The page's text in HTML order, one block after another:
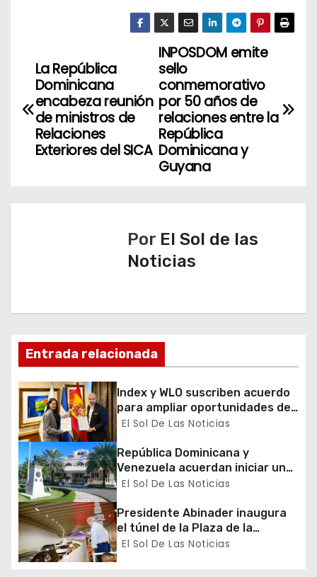
N
v
a
d
e
e
n
t
r
a
d
INPOSDOM emite
sello
conmemorativo
por 50 años de
relaciones entre la
República
Dominicana y
Guyana
La República
Dominicana
encabeza reunión
de ministros de
Relaciones
Exteriores del SICA
Por El Sol de las
Noticias
Entrada relacionada
Index y WLO suscriben acuerdo
para ampliar oportunidades de
formación de dominicanos en el
El Sol De Las Noticias
República Dominicana y
Venezuela acuerdan iniciar un
proceso de normalización
diplomáticas y consulares
El Sol De Las Noticias
Presidente Abinader inaugura
el túnel de la Plaza de la
Bandera que cambia la salida
hacia el Sur y redefine la
El Sol De Las Noticias